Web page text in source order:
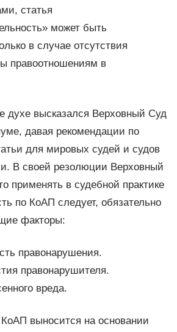
статья
может быть
в случае отсутствия
правоотношениям в
духе высказался Верховный Суд
давая рекомендации по
для мировых судей и судов
В своей резолюции Верховный
применять в судебной практике
по КоАП следует, обязательно
факторы:
правонарушения.
правонарушителя.
вреда.
выносится на основании